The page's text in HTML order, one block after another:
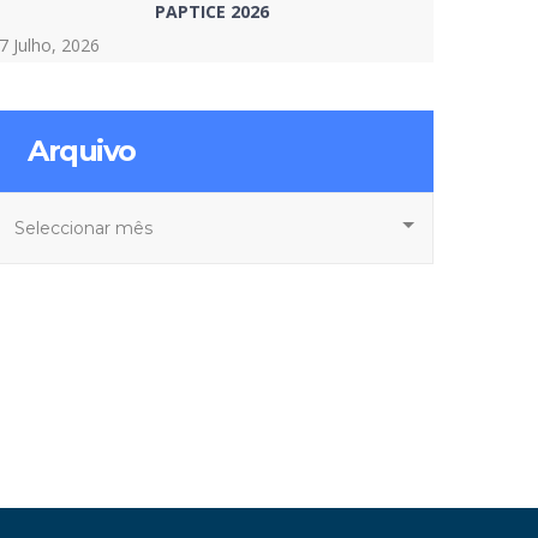
PAPTICE 2026
Julho, 2026
Arquivo